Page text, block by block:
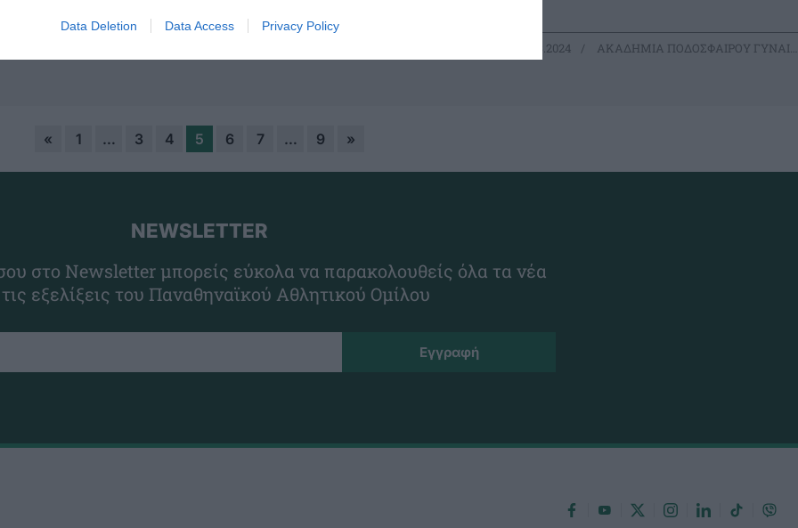
Data Deletion Data Access Privacy Policy
30.03.2024 ΑΚΑΔΗΜΙΑ ΠΟΔΟΣΦΑΙΡΟΥ ΓΥΝΑΙΚΩΝ
« 1 … 3 4 5 6 7 … 9 »
NEWSLETTER
στο Newsletter μπορείς εύκολα να παρακολουθείς όλα τα νέα
εξελίξεις του Παναθηναϊκού Αθλητικού Ομίλου